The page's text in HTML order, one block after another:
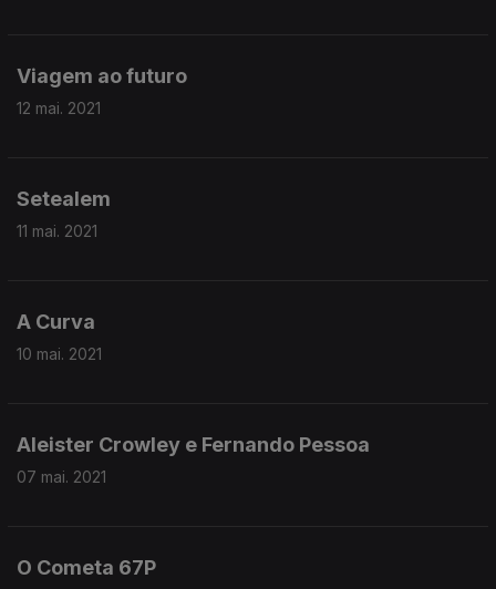
Viagem ao futuro
12 mai. 2021
Setealem
11 mai. 2021
A Curva
10 mai. 2021
Aleister Crowley e Fernando Pessoa
07 mai. 2021
O Cometa 67P